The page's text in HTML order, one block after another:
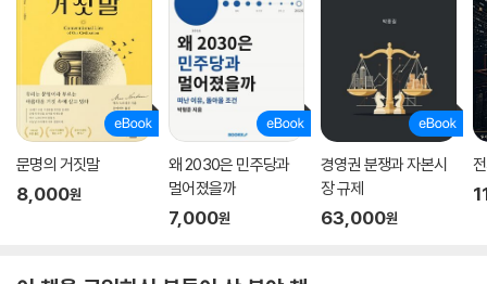
이전의 상태로 경제를 회복하고 우호적인 국제여론을 얻는 데 당분간 가시
밭길이 불가피해 보인다.
전쟁과 국제정치 흐름에 균형 잡힌 시각
이번 전쟁의 배경에는 러시아와 우크라이나 모두 각자 주장할 수 있는 명
분이 있다. 국내 독자들도 어느 한쪽을 일방적으로 지지해서는 안 되고 종
합적이고 균형적인 시각에서 이번 전쟁을 바라봐야 한다. 특히 우크라이나
에 대한 관심이 고조되면서 국내 독자들은 이에 대한 다양하고 정돈된 콘
문명의 거짓말
8,000원
왜 2030은 민주당과
멀어졌을까
7,000원
경영권 분쟁과 자본시
장 규제
63,000원